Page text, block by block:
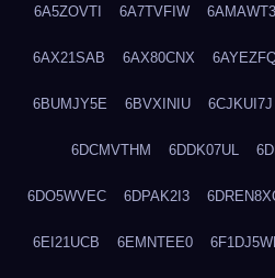
6A5ZOVTI 6A7TVFIW
6AX21SAB 6AX80CNX
6BUMJY5E 6BVXINIU 6CJKUI7J
6DCMVTHM 6DDK07UL
6DO5WVEC 6DPAK2I3
6EI21UCB 6EMNTEE0